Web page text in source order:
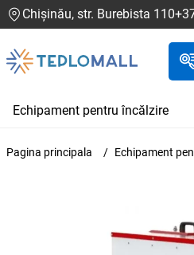
Chișinău, str. Burebista 110
Echipament pentru încălzire
Pagina principala Echipament